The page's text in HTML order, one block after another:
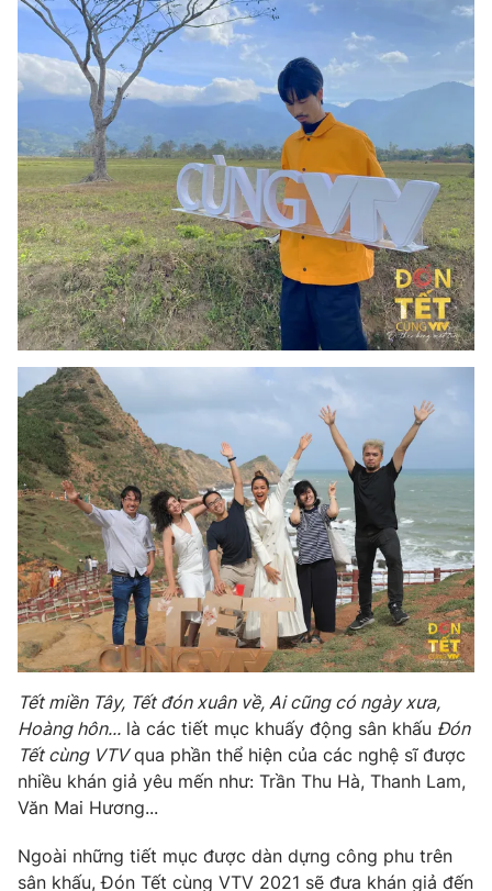
THỜI BÁO VTV
Theo dõi báo trên
Cơ quan chủ quản:Đài Truyền hình Việt Nam
Cơ quan báo chí:Thời báo VTV
Giấy phép hoạt động báo in và báo điện tử số 483/GP-BTTTT
cấp ngày 29/12/2023
Tổng Biên tập:Vũ Thanh Thủy
Phó Tổng Biên tập:Nguyễn Thị Mỹ Hạnh, Phạm Quốc Thắng,
Nguyễn Trọng Ninh
Tổng đài VTV:
Ðiện thoại Thời báo VTV:
024.66 897 897
Email:toasoan@vtv.vn
Liên hệ quảng cáo:024-7300.7108
® Cấm sao chép dưới mọi hình thức nếu không có sự chấp
thuận bằng văn bản. Ghi rõ nguồn VTV.vn khi phát hành lại
Tết miền Tây, Tết đón xuân về, Ai cũng có ngày xưa,
Hoàng hôn... là các tiết mục khuấy động sân khấu Đón
Tết cùng VTVqua phần thể hiện của các nghệ sĩ được
nhiều khán giả yêu mến như: Trần Thu Hà, Thanh Lam,
Văn Mai Hương...
Ngoài những tiết mục được dàn dựng công phu trên
sân khấu, Đón Tết cùng VTV 2021 sẽ đưa khán giả đến